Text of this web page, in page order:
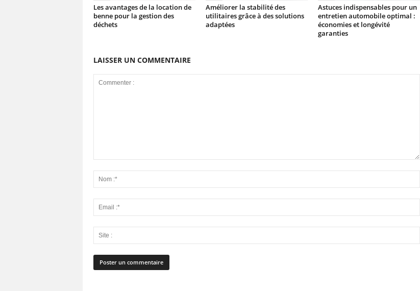
Les avantages de la location de
benne pour la gestion des
déchets
Améliorer la stabilité des
utilitaires grâce à des solutions
adaptées
Astuces indispensables pour un
entretien automobile optimal :
économies et longévité
garanties
LAISSER UN COMMENTAIRE